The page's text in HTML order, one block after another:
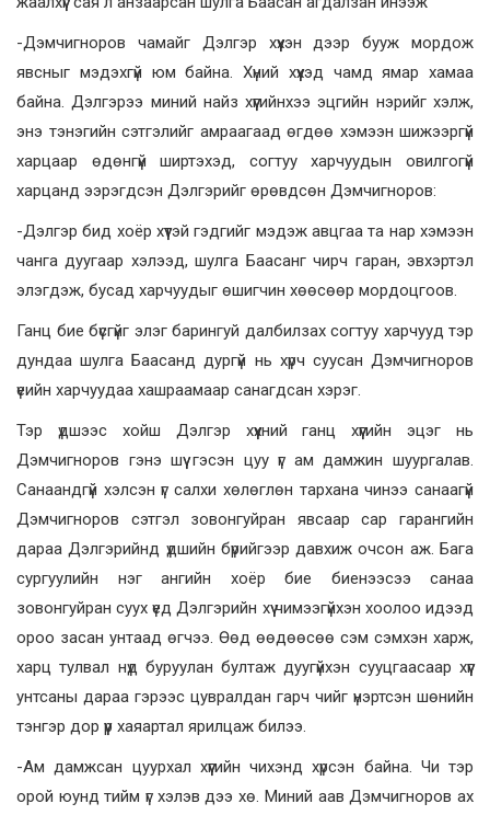
-Дэмчигноров чамайг Дэлгэр хүүхэн дээр бууж мордож
явсныг мэдэхгүй юм байна. Хүний хүүхэд чамд ямар хамаа
байна. Дэлгэрээ миний найз хүүгийнхээ эцгийн нэрийг хэлж,
энэ тэнэгийн сэтгэлийг амраагаад өгдөө хэмээн шижээргүй
харцаар өдөнгүй ширтэхэд, согтуу харчуудын овилгогүй
харцанд ээрэгдсэн Дэлгэрийг өрөвдсөн Дэмчигноров:
-Дэлгэр бид хоёр хүүтэй гэдгийг мэдэж авцгаа та нар хэмээн
чанга дуугаар хэлээд, шулга Баасанг чирч гаран, эвхэртэл
элэгдэж, бусад харчуудыг өшигчин хөөсөөр мордоцгоов.
Ганц бие бүсгүйг элэг барингуй далбилзах согтуу харчууд тэр
дундаа шулга Баасанд дургүй нь хүрч суусан Дэмчигноров
үеийн харчуудаа хашраамаар санагдсан хэрэг.
Тэр үдшээс хойш Дэлгэр хүүхний ганц хүүгийн эцэг нь
Дэмчигноров гэнэ шүү гэсэн цуу үг ам дамжин шуургалав.
Санаандгүй хэлсэн үг салхи хөлөглөн тархана чинээ санаагүй
Дэмчигноров сэтгэл зовонгуйран явсаар сар гарангийн
дараа Дэлгэрийнд үдшийн бүрийгээр давхиж очсон аж. Бага
сургуулийн нэг ангийн хоёр бие биенээсээ санаа
зовонгуйран суух үед Дэлгэрийн хүү чимээгүйхэн хоолоо идээд
ороо засан унтаад өгчээ. Өөд өөдөөсөө сэм сэмхэн харж,
харц тулвал нүд буруулан бултаж дуугүйхэн сууцгаасаар хүүг
унтсаны дараа гэрээс цувралдан гарч чийг үнэртсэн шөнийн
тэнгэр дор үүр хаяартал ярилцаж билээ.
-Ам дамжсан цуурхал хүүгийн чихэнд хүрсэн байна. Чи тэр
орой юунд тийм үг хэлэв дээ хө. Миний аав Дэмчигноров ах